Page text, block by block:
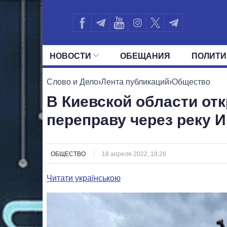
НОВОСТИ ОБЕЩАНИЯ
ВСЕ ПОЛИТИКИ ПРЕЗИДЕНТ И
Слово и Дело›Лента публикаций›Общество
В Киевской области
переправу через реку
ОБЩЕСТВО 18 апреля 2022, 18:28
Читати українською